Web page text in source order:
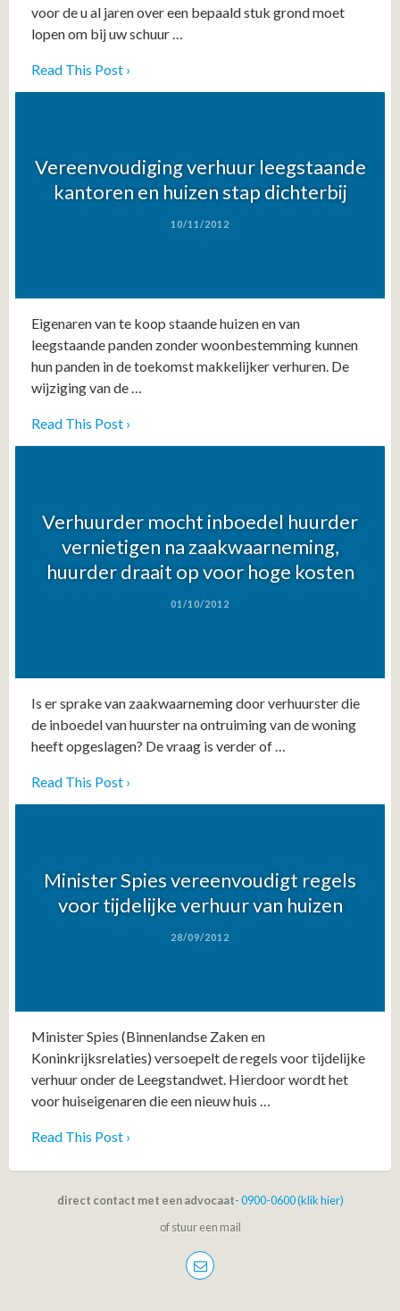
voor de u al jaren over een bepaald stuk grond moet
lopen om bij uw schuur …
Read This Post ›
Vereenvoudiging verhuur leegstaande
kantoren en huizen stap dichterbij
10/11/2012
Eigenaren van te koop staande huizen en van
leegstaande panden zonder woonbestemming kunnen
hun panden in de toekomst makkelijker verhuren. De
wijziging van de …
Read This Post ›
Verhuurder mocht inboedel huurder
vernietigen na zaakwaarneming,
huurder draait op voor hoge kosten
01/10/2012
Is er sprake van zaakwaarneming door verhuurster die
de inboedel van huurster na ontruiming van de woning
heeft opgeslagen? De vraag is verder of …
Read This Post ›
Minister Spies vereenvoudigt regels
voor tijdelijke verhuur van huizen
28/09/2012
Minister Spies (Binnenlandse Zaken en
Koninkrijksrelaties) versoepelt de regels voor tijdelijke
verhuur onder de Leegstandwet. Hierdoor wordt het
voor huiseigenaren die een nieuw huis …
Read This Post ›
direct contact met een advocaat- 0900-0600 (klik hier)
of stuur een mail